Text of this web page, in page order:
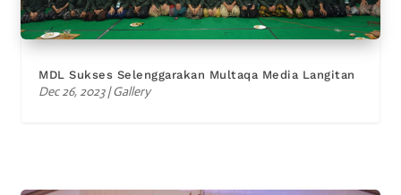
MDL Sukses Selenggarakan Multaqa Media Langitan
Dec 26, 2023|Gallery